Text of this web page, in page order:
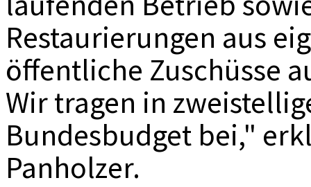
Restaurierungen aus
öffentliche Zuschüsse
Wir tragen in
Bundesbudget bei,"
Panholzer.